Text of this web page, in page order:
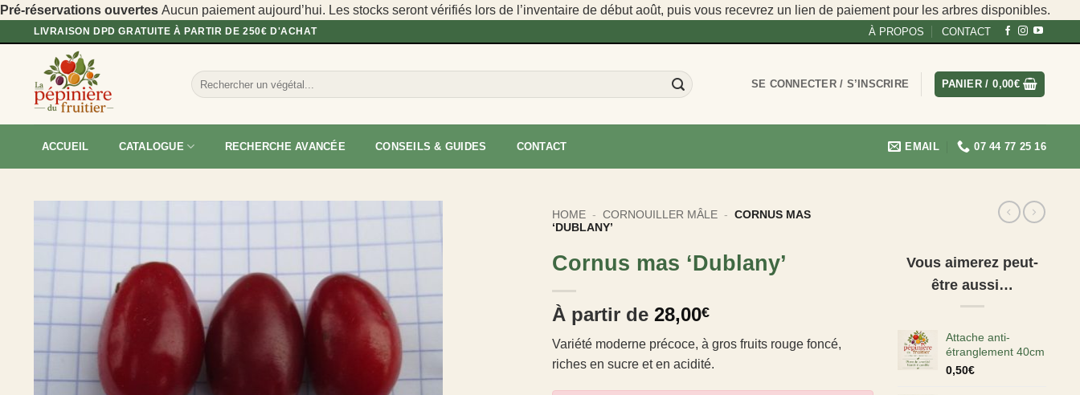
Pré-réservations ouvertes Aucun paiement aujourd’hui. Les stocks seront vérifiés lors de l’inventaire de début août, puis vous recevrez un lien de paiement pour les arbres disponibles.
Passer
contenu
LIVRAISON DPD GRATUITE À PARTIR DE 250€ D'ACHAT À PROPOS CONTACT
Recherche
pour :
SE CONNECTER / S’INSCRIRE PANIER /0,00€
ACCUEIL CATALOGUE RECHERCHE AVANCÉE CONSEILS & GUIDES CONTACT EMAIL 07 44 77 25 16
HOME - CORNOUILLER MÂLE -
CORNUS MAS
‘DUBLANY’
Cornus mas ‘Dublany’
À partir de 28,00€
Variété moderne précoce, à gros fruits rouge foncé,
riches en sucre et en acidité.
Vous aimerez peut-
être aussi…
Attache anti-
étranglement 40cm
0,50€